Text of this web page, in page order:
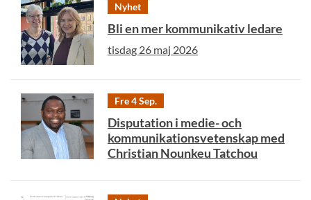
Nyhet
Bli en mer kommunikativ ledare
tisdag 26 maj 2026
Fre 4 Sep.
Disputation i medie- och
kommunikationsvetenskap med
Christian Nounkeu Tatchou